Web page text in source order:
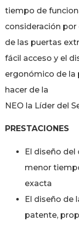
tiempo de
consideración por
de las puertas
fácil acceso y el
ergonómico de la
hacer de la
NEO la Líder del
PRESTACIONES
El diseño
menor
exacta
El diseño de
patente,